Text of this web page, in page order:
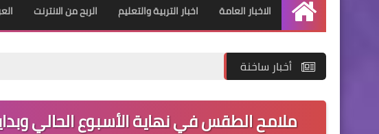
الرئيسية
الاخبار العامة اخبار التربية والتعليم الربح من الانترنت
أخبار ساخنة
ملامح الطقس في نهاية الأسبوع الحالي